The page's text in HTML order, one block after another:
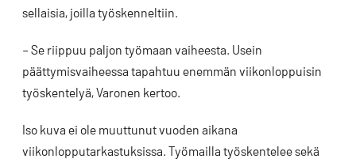
sellaisia, joilla työskenneltiin.
– Se riippuu paljon työmaan vaiheesta. Usein
päättymisvaiheessa tapahtuu enemmän viikonloppuisin
työskentelyä, Varonen kertoo.
Iso kuva ei ole muuttunut vuoden aikana
viikonlopputarkastuksissa. Työmailla työskentelee sekä